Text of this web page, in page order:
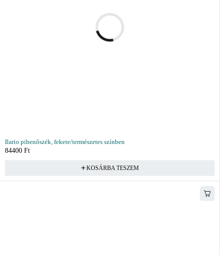
Ilario pihenőszék, fekete/természetes színben
84400 Ft
KOSÁRBA TESZEM